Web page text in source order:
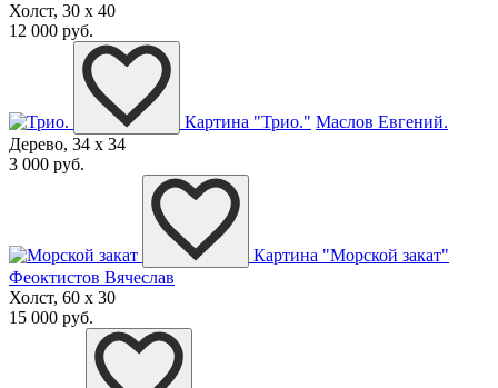
Холст, 30 x 40
12 000 руб.
Картина "Трио." Маслов Евгений.
Дерево, 34 x 34
3 000 руб.
Картина "Морской закат"
Феоктистов Вячеслав
Холст, 60 x 30
15 000 руб.